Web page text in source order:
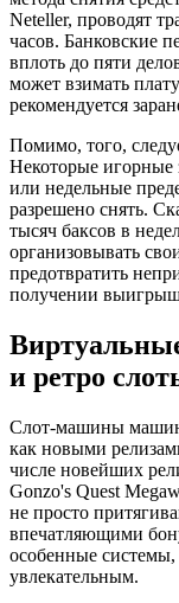
Neteller, проводят
часов. Банковские
вплоть до пяти
может взимать
рекомендуется
Помимо, того,
Некоторые игорные
или недельные
разрешено снять.
тысяч баксов в
организовывать
предотвратить
получении
и ретро
Слот-машины
как новыми
числе новейших
Gonzo's Quest
не просто
впечатляющими
особенные системы,
увлекательным.